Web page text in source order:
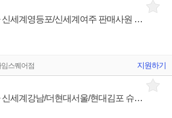
[명품 브랜드] 토즈 코리아 신세계영등포/신세계여주 판매사원 채용
스퀘어점 지원하기
[명품 브랜드] 토즈 코리아 신세계강남/더현대서울/현대김포 슈퍼바이저/판매사원 채용